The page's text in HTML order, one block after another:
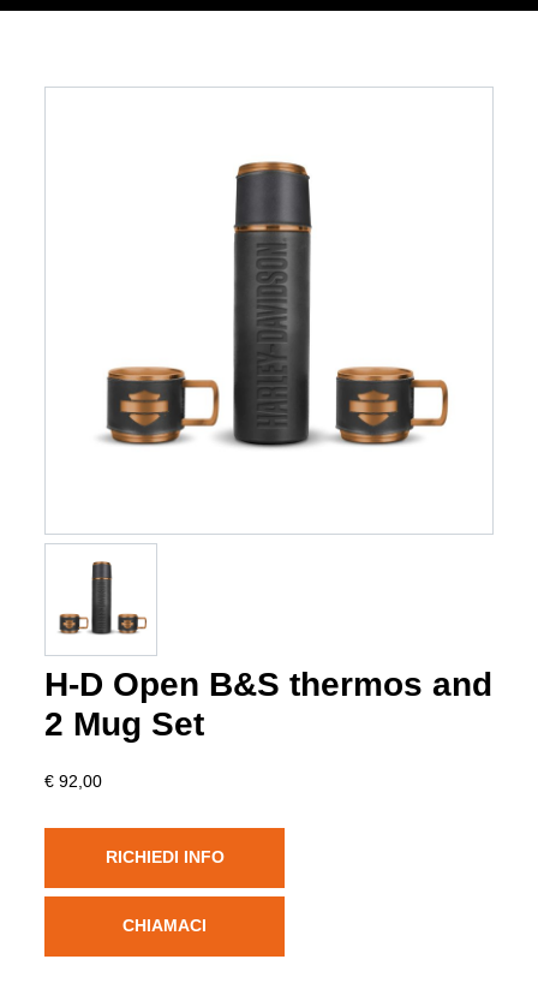
H-D Open B&S thermos and
2 Mug Set
€ 92,00
RICHIEDI INFO
CHIAMACI